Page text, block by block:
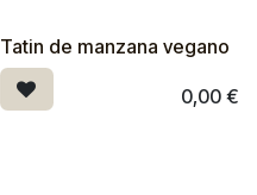
Tatin de manzana vegano
0,00€